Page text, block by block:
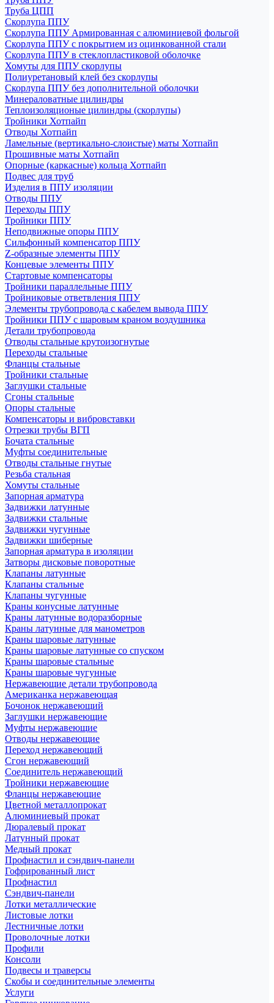
Труба ЦПП
Скорлупа ППУ
Скорлупа ППУ Армированная с алюминиевой фольгой
Скорлупа ППУ с покрытием из оцинкованной стали
Скорлупа ППУ в стеклопластиковой оболочке
Хомуты для ППУ скорлупы
Полиуретановый клей без скорлупы
Скорлупа ППУ без дополнительной оболочки
Минераловатные цилиндры
Теплоизоляционые цилиндры (скорлупы)
Тройники Хотпайп
Отводы Хотпайп
Ламельные (вертикально-слоистые) маты Хотпайп
Прошивные маты Хотпайп
Опорные (каркасные) кольца Хотпайп
Подвес для труб
Изделия в ППУ изоляции
Отводы ППУ
Переходы ППУ
Тройники ППУ
Неподвижные опоры ППУ
Cильфонный компенсатор ППУ
Z-образные элементы ППУ
Концевые элементы ППУ
Стартовые компенсаторы
Тройники параллельные ППУ
Тройниковые ответвления ППУ
Элементы трубопровода с кабелем вывода ППУ
Тройники ППУ с шаровым краном воздушника
Детали трубопровода
Отводы стальные крутоизогнутые
Переходы стальные
Фланцы стальные
Тройники стальные
Заглушки стальные
Сгоны стальные
Опоры стальные
Компенсаторы и вибровставки
Отрезки трубы ВГП
Бочата стальные
Муфты соединительные
Отводы стальные гнутые
Резьба стальная
Хомуты стальные
Запорная арматура
Задвижки латунные
Задвижки стальные
Задвижки чугунные
Задвижки шиберные
Запорная арматура в изоляции
Затворы дисковые поворотные
Клапаны латунные
Клапаны стальные
Клапаны чугунные
Краны конусные латунные
Краны латунные водоразборные
Краны латунные для манометров
Краны шаровые латунные
Краны шаровые латунные со спуском
Краны шаровые стальные
Краны шаровые чугунные
Нержавеющие детали трубопровода
Американка нержавеющая
Бочонок нержавеющий
Заглушки нержавеющие
Муфты нержавеющие
Отводы нержавеющие
Переход нержавеющий
Сгон нержавеющий
Соединитель нержавеющий
Тройники нержавеющие
Фланцы нержавеющие
Цветной металлопрокат
Алюминиевый прокат
Дюралевый прокат
Латунный прокат
Медный прокат
Профнастил и сэндвич-панели
Гофрированный лист
Профнастил
Сэндвич-панели
Лотки металлические
Листовые лотки
Лестничные лотки
Проволочные лотки
Профили
Консоли
Подвесы и траверсы
Скобы и соединительные элементы
Услуги